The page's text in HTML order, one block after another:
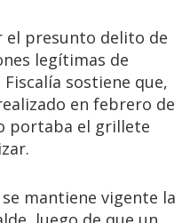
el presunto delito de
legítimas de
sostiene que,
en febrero de
portaba el grillete
mantiene vigente la